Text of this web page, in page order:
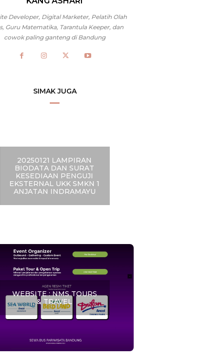
Developer, Digital Marketer, Pelatih Olah
Guru Matematika, Tarantula Keeper, dan
cowok paling ganteng di Bandung
SIMAK JUGA
20250121 LAMPIRAN
BIODATA DAN SURAT
KESEDIAAN PENGUJI
EKSTERNAL UKK SMKN 1
ANJATAN INDRAMAYU
WEBSITE : NMS TOURS
& TRAVEL